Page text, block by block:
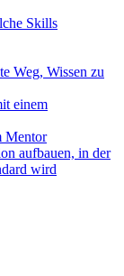
Skills
Weg, Wissen zu
einem
Mentor
aufbauen, in der
wird